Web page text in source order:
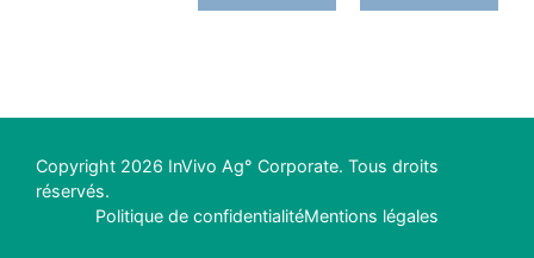
Copyright 2026 InVivo Ag° Corporate. Tous droits
réservés.
Politique de confidentialitéMentions légales